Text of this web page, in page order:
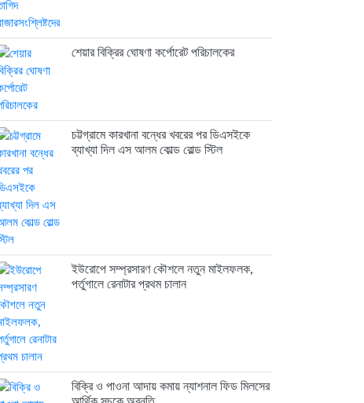
শেয়ার বিক্রির ঘোষণা কর্পোরেট পরিচালকের
চট্টগ্রামে কারখানা বন্ধের খবরের পর ডিএসইকে
ব্যাখ্যা দিল এস আলম কোল্ড রোল্ড স্টিল
ইউরোপে সম্প্রসারণ কৌশলে নতুন মাইলফলক,
পর্তুগালে রেনাটার প্রথম চালান
বিক্রি ও পাওনা আদায় কমায় ন্যাশনাল ফিড মিলসের